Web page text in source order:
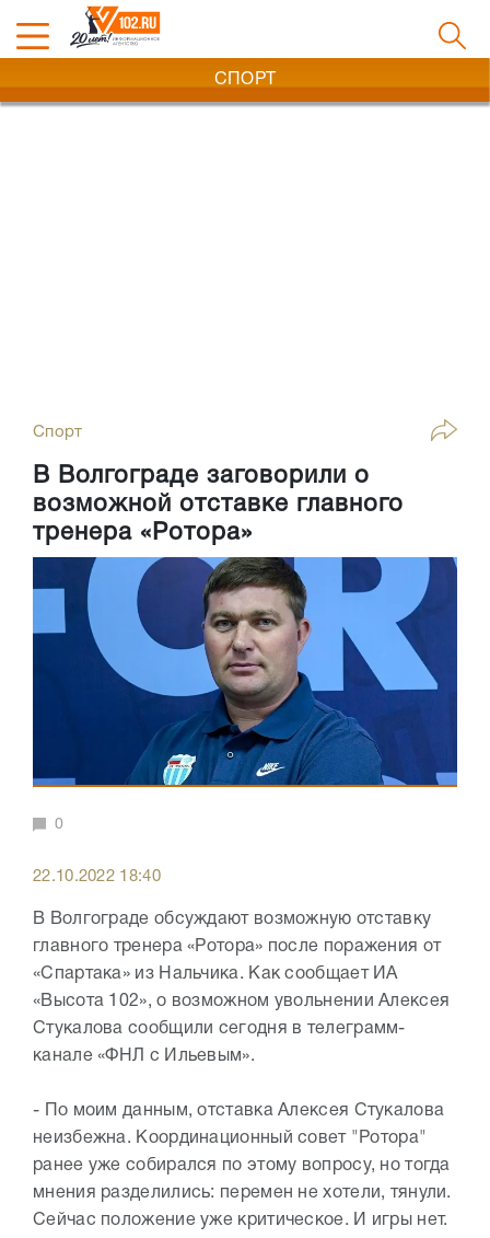
СПОРТ
Спорт
В Волгограде заговорили о
возможной отставке главного
тренера «Ротора»
0
22.10.2022 18:40
В Волгограде обсуждают возможную отставку
главного тренера «Ротора» после поражения от
«Спартака» из Нальчика. Как сообщает ИА
«Высота 102», о возможном увольнении Алексея
Стукалова сообщили сегодня в телеграмм-
канале «ФНЛ с Ильевым».
- По моим данным, отставка Алексея Стукалова
неизбежна. Координационный совет "Ротора"
ранее уже собирался по этому вопросу, но тогда
мнения разделились: перемен не хотели, тянули.
Сейчас положение уже критическое. И игры нет.